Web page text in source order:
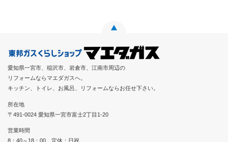
愛知県一宮市、稲沢市、岩倉市、江南市周辺の
リフォームならマエダガスへ。
キッチン、トイレ、お風呂、リフォームならお任せ下さい。
所在地
〒491-0024 愛知県一宮市富士2丁目1-20
営業時間
8：40～18：00 定休：日祝